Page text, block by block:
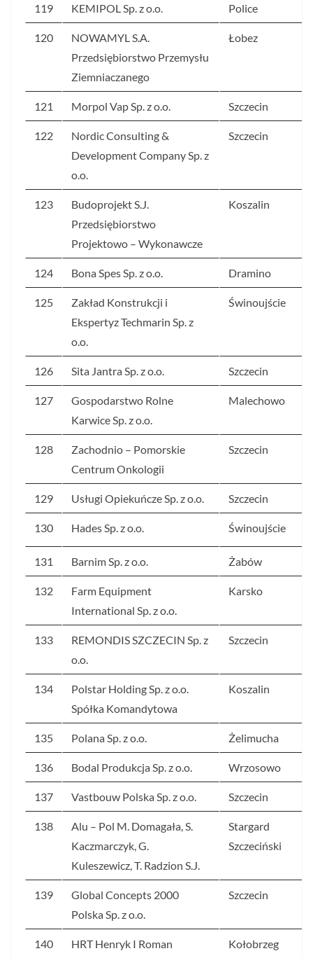
119 KEMIPOL Sp. z o.o. Police
120
NOWAMYL S.A.
Przedsiębiorstwo Przemysłu
Ziemniaczanego
Łobez
121 Morpol Vap Sp. z o.o. Szczecin
122
Nordic Consulting &
Development Company Sp. z
o.o.
Szczecin
123
Budoprojekt S.J.
Przedsiębiorstwo
Projektowo – Wykonawcze
Koszalin
124 Bona Spes Sp. z o.o. Dramino
125
Zakład Konstrukcji i
Ekspertyz Techmarin Sp. z
o.o.
Świnoujście
126 Sita Jantra Sp. z o.o. Szczecin
127
Gospodarstwo Rolne
Karwice Sp. z o.o.
Malechowo
128
Zachodnio – Pomorskie
Centrum Onkologii
Szczecin
129 Usługi Opiekuńcze Sp. z o.o. Szczecin
130 Hades Sp. z o.o. Świnoujście
131 Barnim Sp. z o.o. Żabów
132
Farm Equipment
International Sp. z o.o.
Karsko
133
REMONDIS SZCZECIN Sp. z
o.o.
Szczecin
134
Polstar Holding Sp. z o.o.
Spółka Komandytowa
Koszalin
135 Polana Sp. z o.o. Żelimucha
136 Bodal Produkcja Sp. z o.o. Wrzosowo
137 Vastbouw Polska Sp. z o.o. Szczecin
138
Alu – Pol M. Domagała, S.
Kaczmarczyk, G.
Kuleszewicz, T. Radzion S.J.
Stargard
Szczeciński
139
Global Concepts 2000
Polska Sp. z o.o.
Szczecin
140
HRT Henryk I Roman
Kołobrzeg